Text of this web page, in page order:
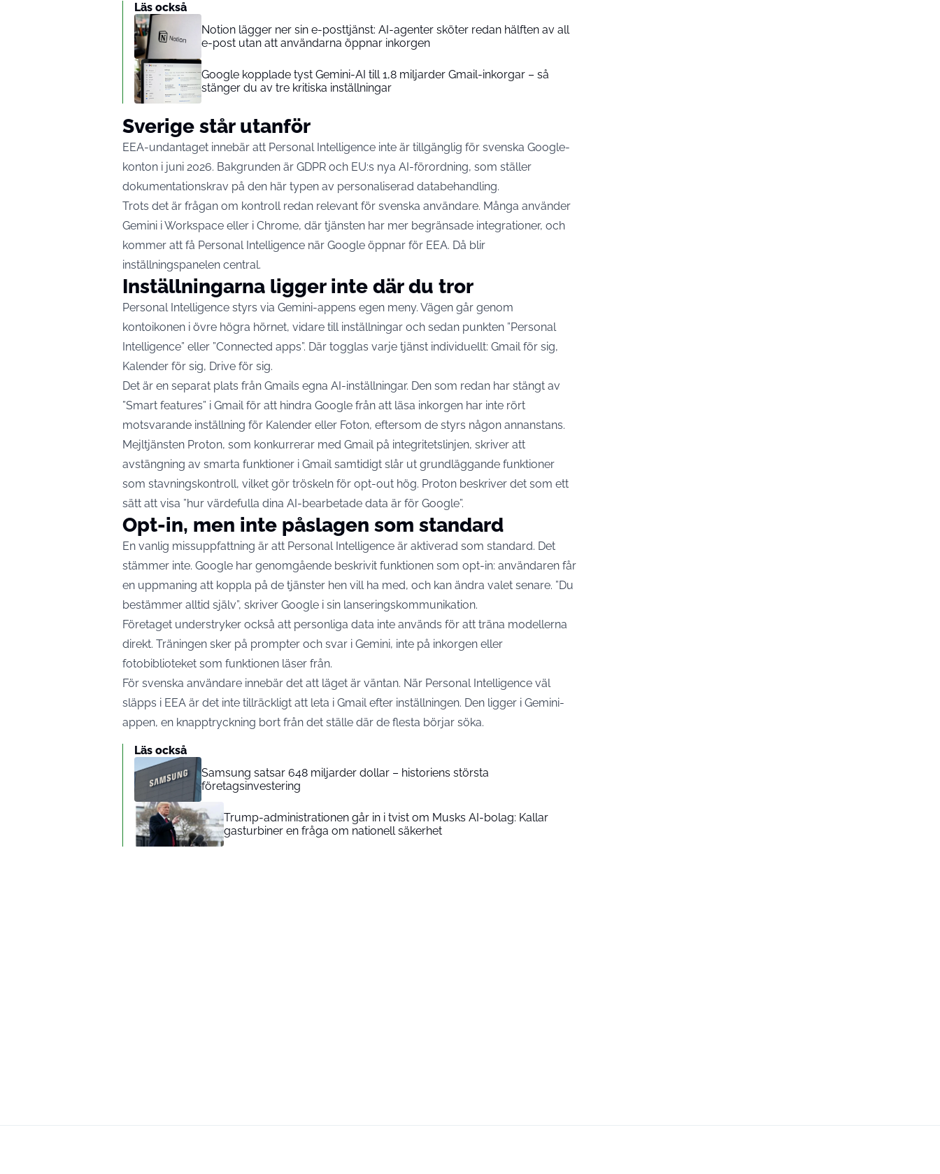
Läs också
Notion lägger ner sin e-posttjänst: AI-agenter sköter redan hälften av all
e-post utan att användarna öppnar inkorgen
Google kopplade tyst Gemini-AI till 1,8 miljarder Gmail-inkorgar – så
stänger du av tre kritiska inställningar
Sverige står utanför
EEA-undantaget innebär att Personal Intelligence inte är tillgänglig för svenska Google-
konton i juni 2026. Bakgrunden är GDPR och EU:s nya AI-förordning, som ställer
dokumentationskrav på den här typen av personaliserad databehandling.
Trots det är frågan om kontroll redan relevant för svenska användare. Många använder
Gemini i Workspace eller i Chrome, där tjänsten har mer begränsade integrationer, och
kommer att få Personal Intelligence när Google öppnar för EEA. Då blir
inställningspanelen central.
Inställningarna ligger inte där du tror
Personal Intelligence styrs via Gemini-appens egen meny. Vägen går genom
kontoikonen i övre högra hörnet, vidare till inställningar och sedan punkten ”Personal
Intelligence” eller ”Connected apps”. Där togglas varje tjänst individuellt: Gmail för sig,
Kalender för sig, Drive för sig.
Det är en separat plats från Gmails egna AI-inställningar. Den som redan har stängt av
”Smart features” i Gmail för att hindra Google från att läsa inkorgen har inte rört
motsvarande inställning för Kalender eller Foton, eftersom de styrs någon annanstans.
Mejltjänsten Proton, som konkurrerar med Gmail på integritetslinjen, skriver att
avstängning av smarta funktioner i Gmail samtidigt slår ut grundläggande funktioner
som stavningskontroll, vilket gör tröskeln för opt-out hög. Proton beskriver det som ett
sätt att visa ”hur värdefulla dina AI-bearbetade data är för Google”.
Opt-in, men inte påslagen som standard
En vanlig missuppfattning är att Personal Intelligence är aktiverad som standard. Det
stämmer inte. Google har genomgående beskrivit funktionen som opt-in: användaren får
en uppmaning att koppla på de tjänster hen vill ha med, och kan ändra valet senare. ”Du
bestämmer alltid själv”, skriver Google i sin lanseringskommunikation.
Företaget understryker också att personliga data inte används för att träna modellerna
direkt. Träningen sker på prompter och svar i Gemini, inte på inkorgen eller
fotobiblioteket som funktionen läser från.
För svenska användare innebär det att läget är väntan. När Personal Intelligence väl
släpps i EEA är det inte tillräckligt att leta i Gmail efter inställningen. Den ligger i Gemini-
appen, en knapptryckning bort från det ställe där de flesta börjar söka.
Läs också
Samsung satsar 648 miljarder dollar – historiens största
företagsinvestering
Trump-administrationen går in i tvist om Musks AI-bolag: Kallar
gasturbiner en fråga om nationell säkerhet